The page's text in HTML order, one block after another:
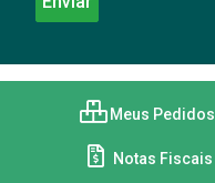
Meus Pedidos
Notas Fiscais